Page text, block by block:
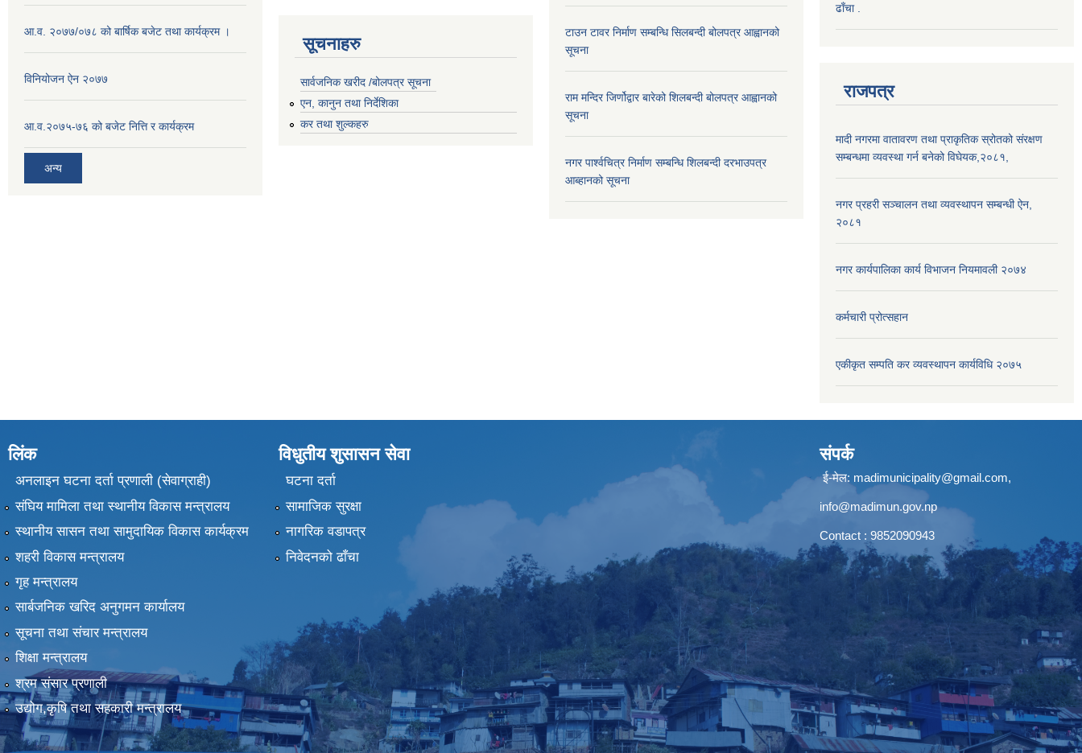
आ.व. २०७७/०७८ को बार्षिक बजेट तथा कार्यक्रम ।
विनियोजन ऐन २०७७
आ.व.२०७५-७६ को बजेट नित्ति र कार्यक्रम
अन्य
सूचनाहरु
सार्वजनिक खरीद /बोलपत्र सूचना
एन, कानुन तथा निर्देशिका
कर तथा शुल्कहरु
टाउन टावर निर्माण सम्बन्धि सिलबन्दी बोलपत्र आह्वानको
सूचना
राम मन्दिर जिर्णोद्वार बारेको शिलबन्दी बोलपत्र आह्वानको
सूचना
नगर पार्श्वचित्र निर्माण सम्बन्धि शिलबन्दी दरभाउपत्र
आब्हानको सूचना
ढाँचा .
राजपत्र
मादी नगरमा वातावरण तथा प्राकृतिक स्रोतको संरक्षण
सम्बन्धमा व्यवस्था गर्न बनेको विघेयक,२०८१,
नगर प्रहरी सञ्चालन तथा व्यवस्थापन सम्बन्धी ऐन,
२०८१
नगर कार्यपालिका कार्य विभाजन नियमावली २०७४
कर्मचारी प्रोत्सहान
एकीकृत सम्पति कर व्यवस्थापन कार्यविधि २०७५
लिंक
अनलाइन घटना दर्ता प्रणाली (सेवाग्राही)
संघिय मामिला तथा स्थानीय विकास मन्त्रालय
स्थानीय सासन तथा सामुदायिक विकास कार्यक्रम
शहरी विकास मन्त्रालय
गृह मन्त्रालय
सार्बजनिक खरिद अनुगमन कार्यालय
सूचना तथा संचार मन्त्रालय
शिक्षा मन्त्रालय
श्रम संसार प्रणाली
उद्योग,कृषि तथा सहकारी मन्त्रालय
विधुतीय शुसासन सेवा
घटना दर्ता
सामाजिक सुरक्षा
नागरिक वडापत्र
निवेदनको ढाँचा
संपर्क
ई-मेल: madimunicipality@gmail.com,
info@madimun.gov.np
Contact : 9852090943